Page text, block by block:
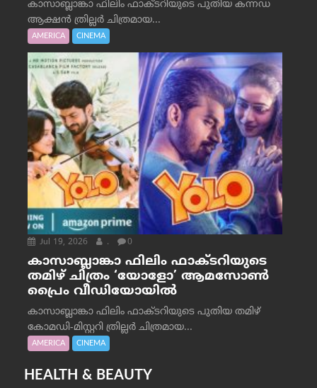
കാസാബ്ലാങ്കാ ഫിലിം ഫാക്ടറിയുടെ പുതിയ കന്നഡ
ആക്ഷൻ ത്രില്ലർ ചിത്രമായ...
AMERICA CINEMA
Jul 19, 2026 . 0
കാസാബ്ലാങ്കാ ഫിലിം ഫാക്ടറിയുടെ
തമിഴ് ചിത്രം ‘യോളോ’ ആമസോൺ
പ്രൈം വീഡിയോയിൽ
കാസാബ്ലാങ്കാ ഫിലിം ഫാക്ടറിയുടെ പുതിയ തമിഴ്
കോമഡി-മിസ്റ്ററി ത്രില്ലർ ചിത്രമായ...
AMERICA CINEMA
HEALTH & BEAUTY